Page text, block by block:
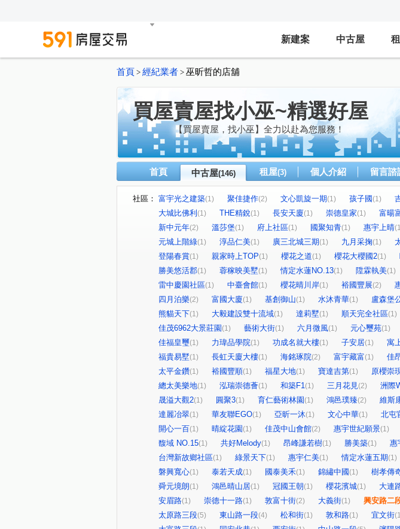
新建案 中古屋
首頁 > 經紀業者 > 巫昕哲的店舖
買屋賣屋找小巫~精選好屋
【買屋賣屋，找小巫】全力以赴為您服務！
首頁 中古屋(146) 租屋(3) 個人介紹 留言諮
社區： 富宇光之建築(1) 聚佳捷作(2) 文心凱旋一期(1) 孩子國(1)
大城比佛利 (1) THE精銳(1) 長安天廈(1) 崇德皇家(1) 富暘
新中元年(2) 溫莎堡(1) 府上社區(1) 國聚知青(1) 惠宇上晴
元城上階綠(1) 淳品仁美(1) 廣三北城三期(1) 九月采掬(1)
登陽春賞(1) 親家時上TOP(1) 櫻花之道(1) 櫻花大櫻國2(1)
勝美悠活郡(1) 蓉稼映美墅(1) 情定水蓮NO.13(1) 陞霖執美(1)
雷中慶園社區(1) 中臺會館(1) 櫻花晴川岸(1) 裕國豐展(2)
四月泊樂(2) 富國大廈(1) 基創御山(1) 水沐青華(1) 盧森堡
熊貓天下(1) 大毅建設雙十流域(1) 達莉墅(1) 順天完全社區(1)
佳茂6962大景莊園 (1) 藝術大街(1) 六月微風(1) 元心璽苑(1)
佳福皇璽(1) 力瑋品學院(1) 功成名就大樓(1) 子安居(1) 寓
福貴易墅(1) 長虹天廈大樓(1) 海銘琢院(2) 富宇藏富(1) 佳
太平金鑽(1) 裕國豐順(1) 福星大地(1) 寶達吉第(1) 原櫻崇
總太美樂地(1) 泓瑞崇德薈(1) 和築F1(1) 三月花見(2) 洲際
晟溢大觀2(1) 圓聚3(1) 育仁藝術林園 (1) 鴻邑璞臻(2) 維斯
達麗冶翠(1) 華友聯EGO(1) 亞昕一沐(1) 文心中華(1) 北屯
開心一百(1) 晴綻花園 (1) 佳茂中山會館(2) 惠宇世紀願景(1)
馥域 NO.15(1) 共好Melody(1) 昂峰謙若樹(1) 勝美築(1) 惠
台灣新故鄉社區(1) 綠景天下(1) 惠宇仁美(1) 情定水蓮五期(1)
磐興寬心(1) 泰若天成(1) 國泰美禾(1) 錦繡中國 (1) 樹孝傳
舜元境朗(1) 鴻邑晴山居(1) 冠國王朝(1) 櫻花濱城(1) 大連
安眉路(1) 崇德十一路(1) 敦富十街(2) 大義街(1) 興安路二
太原路三段(5) 東山路一段(4) 松和街(1) 敦和路(1) 宜文街